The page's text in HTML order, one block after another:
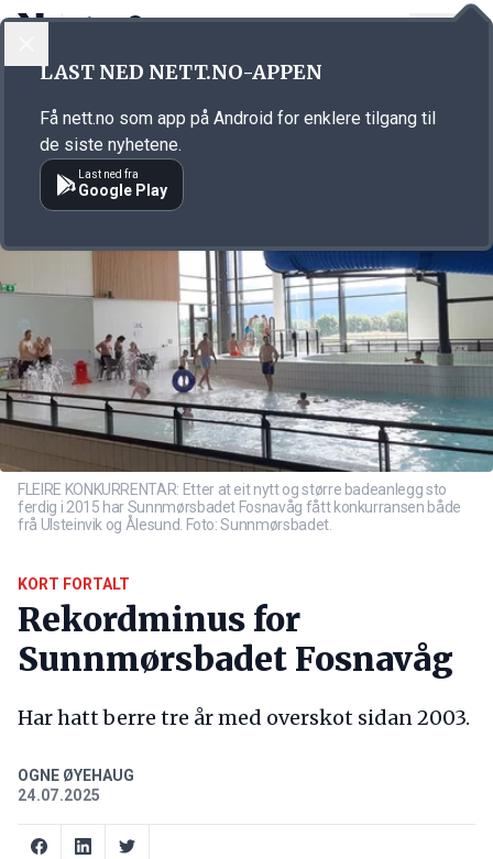
Annonsørinnhold
FLEIRE KONKURRENTAR: Etter at eit nytt og større badeanlegg sto
ferdig i 2015 har Sunnmørsbadet Fosnavåg fått konkurransen både
frå Ulsteinvik og Ålesund. Foto: Sunnmørsbadet.
KORT FORTALT
Rekordminus for
Sunnmørsbadet Fosnavåg
Har hatt berre tre år med overskot sidan 2003.
OGNE ØYEHAUG
24.07.2025
LAST NED NETT.NO-APPEN
Få nett.no som app på Android for enklere tilgang til
de siste nyhetene.
Last ned fra
Google Play